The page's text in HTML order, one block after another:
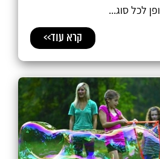
לכל סוג...
קרא עוד>>